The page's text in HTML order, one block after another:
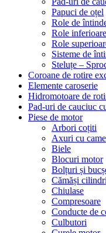
Papuci de oțel
Role de
Role inferioare
Role
Sisteme de
Steluțe –
Coroane de rotire
Elemente caroserie
Hidromotoare de
Pad-uri de cauciuc
Piese de motor
Arbori coțiti
Axuri cu came
Biele
Blocuri motor
Bolțuri și
Cămăși cilindri
Chiulase
Compresoare
Conducte de
Culbutori